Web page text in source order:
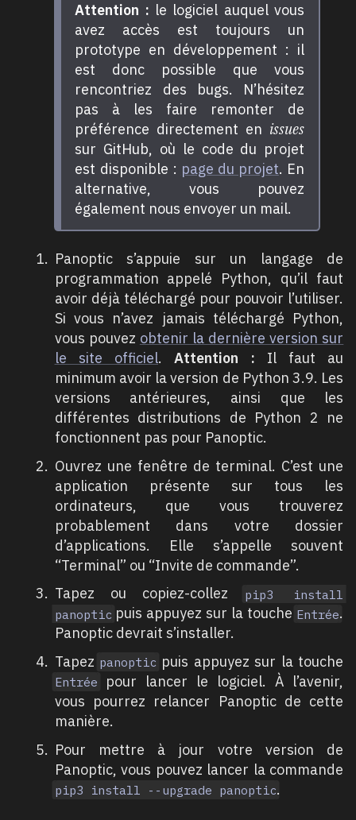
Attention : le logiciel auquel vous
avez accès est toujours un
prototype en développement : il
est donc possible que vous
rencontriez des bugs. N’hésitez
pas à les faire remonter de
préférence directement en issues
sur GitHub, où le code du projet
est disponible : page du projet. En
alternative, vous pouvez
également nous envoyer un mail.
Panoptic s’appuie sur un langage de
programmation appelé Python, qu’il faut
avoir déjà téléchargé pour pouvoir l’utiliser.
Si vous n’avez jamais téléchargé Python,
vous pouvez obtenir la dernière version sur
le site officiel.Attention : Il faut au
minimum avoir la version de Python 3.9. Les
versions antérieures, ainsi que les
différentes distributions de Python 2 ne
fonctionnent pas pour Panoptic.
Ouvrez une fenêtre de terminal. C’est une
application présente sur tous les
ordinateurs, que vous trouverez
probablement dans votre dossier
d’applications. Elle s’appelle souvent
“Terminal” ou “Invite de commande”.
Tapez ou copiez-collez
pip3 install
panoptic puis appuyez sur la touche Entrée.
Panoptic devrait s’installer.
Tapez panoptic puis appuyez sur la touche
Entrée
pour lancer le logiciel. À l’avenir,
vous pourrez relancer Panoptic de cette
manière.
Pour mettre à jour votre version de
Panoptic, vous pouvez lancer la commande
pip3 install --upgrade panoptic.